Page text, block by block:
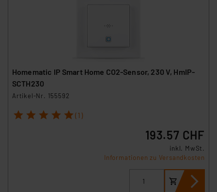
Homematic IP Smart Home CO2-Sensor, 230 V, HmIP-
SCTH230
Artikel-Nr. 155592
1 2 3 4 5 (1)
193.57 CHF
inkl. MwSt.
Informationen zu Versandkosten